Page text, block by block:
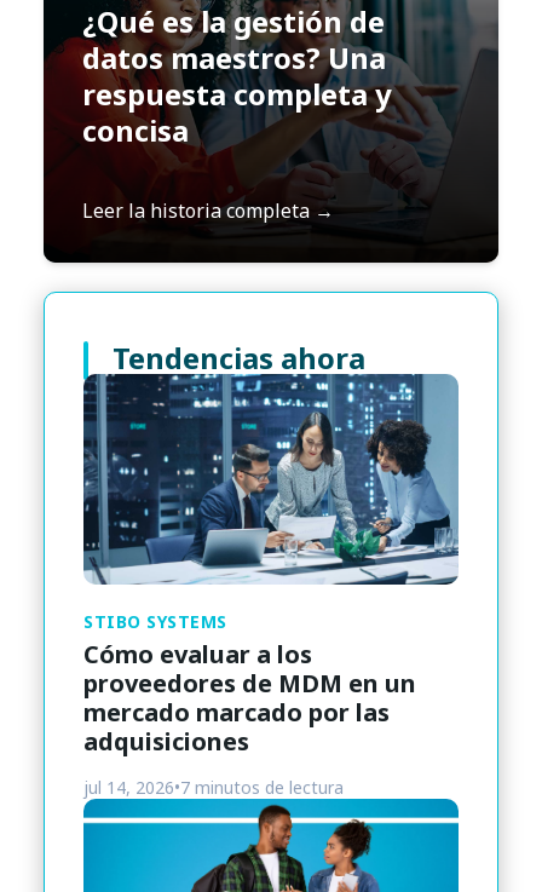
¿Qué es la gestión de
datos maestros? Una
respuesta completa y
concisa
Leer la historia completa →
Tendencias ahora
STIBO SYSTEMS
Cómo evaluar a los
proveedores de MDM en un
mercado marcado por las
adquisiciones
jul 14, 2026•7 minutos de lectura